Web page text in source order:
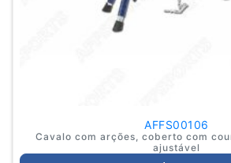
AFFS00106
Cavalo com arções, coberto com
ajustável